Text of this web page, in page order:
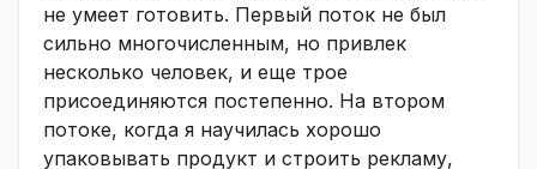
не умеет готовить. Первый поток не был
сильно многочисленным, но привлек
несколько человек, и еще трое
присоединяются постепенно. На втором
потоке, когда я научилась хорошо
упаковывать продукт и строить рекламу,